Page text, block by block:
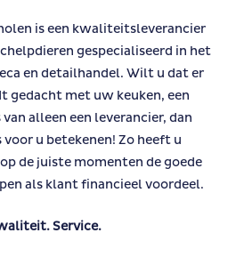
is een kwaliteitsleverancier
gespecialiseerd in het
en detailhandel. Wilt u dat er
gedacht met uw keuken, een
alleen een leverancier, dan
u betekenen! Zo heeft u
de juiste momenten de goede
als klant financieel voordeel.
Service.